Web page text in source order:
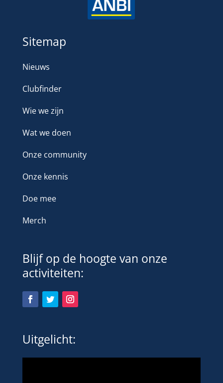
Sitemap
Nieuws
Clubfinder
Wie we zijn
Wat we doen
Onze community
Onze kennis
Doe mee
Merch
Blijf op de hoogte van onze
activiteiten:
Uitgelicht: